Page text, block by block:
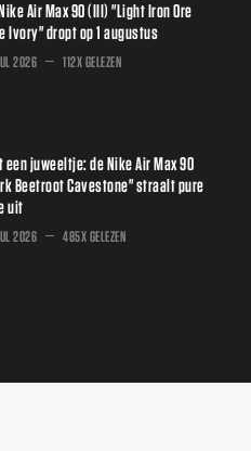
Air Max 90 (III) "Light Iron Ore
Ivory" dropt op 1 augustus
2026 112X GELEZEN
een juweeltje: de Nike Air Max 90
Beetroot Cavestone" straalt pure
uit
2026 485X GELEZEN